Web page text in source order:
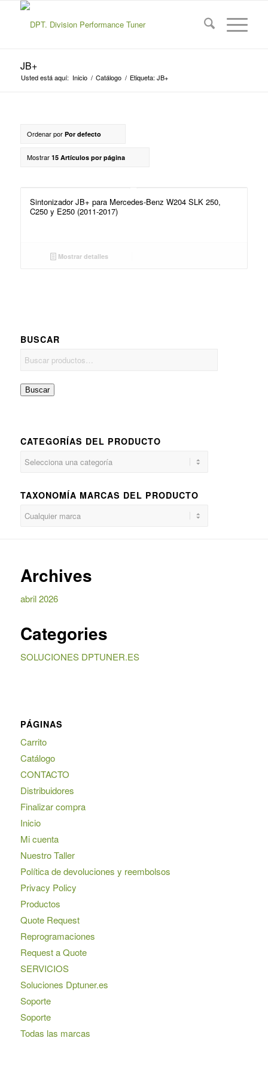
JB+
Usted está aquí: Inicio / Catálogo / Etiqueta: JB+
Ordenar por Por defecto
Mostrar 15 Artículos por página
Sintonizador JB+ para Mercedes-Benz W204 SLK 250,
C250 y E250 (2011-2017)
Mostrar detalles
BUSCAR
Buscar
CATEGORÍAS DEL PRODUCTO
TAXONOMÍA MARCAS DEL PRODUCTO
Archives
abril 2026
Categories
SOLUCIONES DPTUNER.ES
PÁGINAS
Carrito
Catálogo
CONTACTO
Distribuidores
Finalizar compra
Inicio
Mi cuenta
Nuestro Taller
Política de devoluciones y reembolsos
Privacy Policy
Productos
Quote Request
Reprogramaciones
Request a Quote
SERVICIOS
Soluciones Dptuner.es
Soporte
Soporte
Todas las marcas